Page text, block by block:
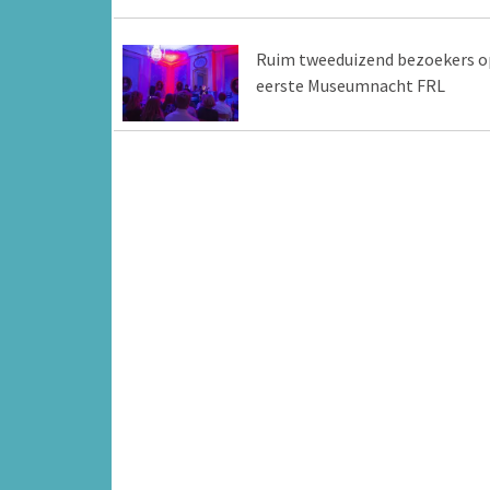
Ruim tweeduizend bezoekers
eerste Museumnacht FRL